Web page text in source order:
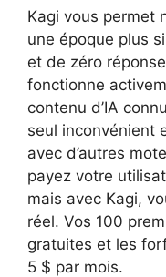
Kagi vous permet
une époque plus
et de zéro
fonctionne
contenu d’IA
seul inconvénient
avec d’autres
payez votre
mais avec Kagi,
réel. Vos 100
gratuites et les
5 $ par mois.